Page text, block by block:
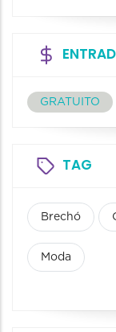
GRATUITO
TAG
Brechó
Moda